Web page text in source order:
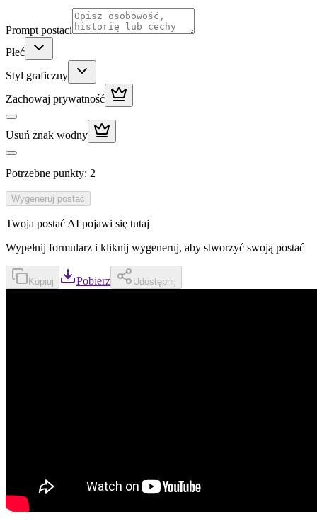
Prompt postaci
Płeć
Styl graficzny
Zachowaj prywatność
Usuń znak wodny
Potrzebne punkty: 2
Wygeneruj postać
Twoja postać AI pojawi się tutaj
Wypełnij formularz i kliknij wygeneruj, aby stworzyć swoją postać
Kopiuj Pobierz Udostępnij